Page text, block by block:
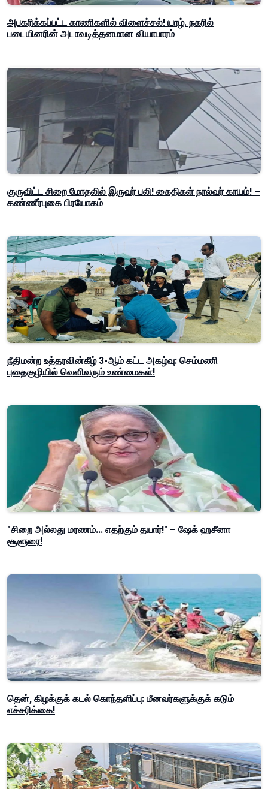
அபகரிக்கப்பட்ட காணிகளில் விளைச்சல்! யாழ். நகரில்
படையினரின் அடாவடித்தனமான வியாபாரம்
குருவிட்ட சிறை மோதலில் இருவர் பலி! கைதிகள் நால்வர் காயம்! –
கண்ணீர்புகை பிரயோகம்
நீதிமன்ற உத்தரவின்கீழ் 3-ஆம் கட்ட அகழ்வு: செம்மணி
புதைகுழியில் வெளிவரும் உண்மைகள்!
"சிறை அல்லது மரணம்... எதற்கும் தயார்!" – ஷேக் ஹசீனா
சூளுரை!
தென், கிழக்குக் கடல் கொந்தளிப்பு: மீனவர்களுக்குக் கடும்
எச்சரிக்கை!